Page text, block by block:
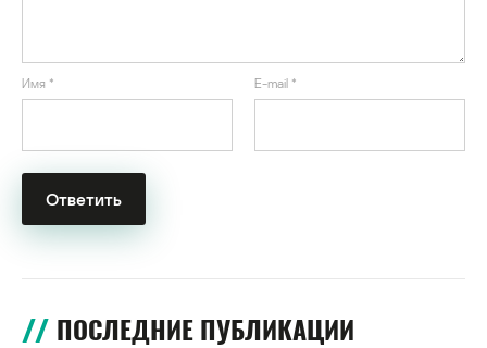
Имя * E-mail *
ПОСЛЕДНИЕ ПУБЛИКАЦИИ